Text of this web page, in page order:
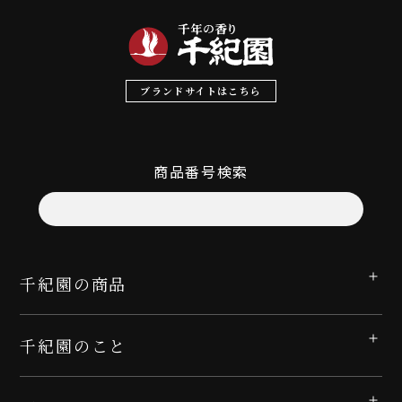
ブランドサイトはこちら
商品番号検索
千紀園の商品
千紀園のこと